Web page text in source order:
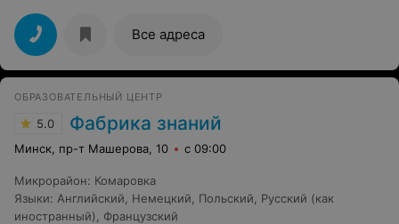
своего дела 100%. И как человек хороший, приятный!
Рекомендую!)
Все адреса
ОБРАЗОВАТЕЛЬНЫЙ ЦЕНТР
5.0 Фабрика знаний
Минск, пр-т Машерова, 10 с 09:00
Микрорайон: Комаровка
Языки: Английский Немецкий Польский
Русский (как
иностранный)
Французский